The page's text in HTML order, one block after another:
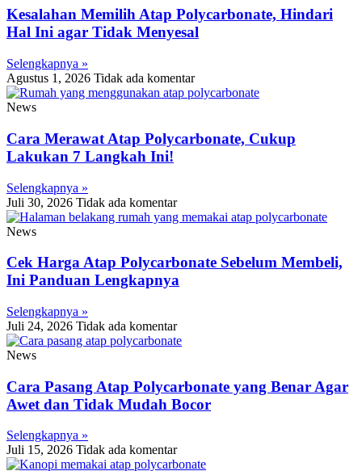
Kesalahan Memilih Atap Polycarbonate, Hindari
Hal Ini agar Tidak Menyesal
Selengkapnya »
Agustus 1, 2026 Tidak ada komentar
News
Cara Merawat Atap Polycarbonate, Cukup
Lakukan 7 Langkah Ini!
Selengkapnya »
Juli 30, 2026 Tidak ada komentar
News
Cek Harga Atap Polycarbonate Sebelum Membeli,
Ini Panduan Lengkapnya
Selengkapnya »
Juli 24, 2026 Tidak ada komentar
News
Cara Pasang Atap Polycarbonate yang Benar Agar
Awet dan Tidak Mudah Bocor
Selengkapnya »
Juli 15, 2026 Tidak ada komentar